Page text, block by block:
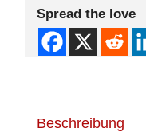
Spread the love
Beschreibung